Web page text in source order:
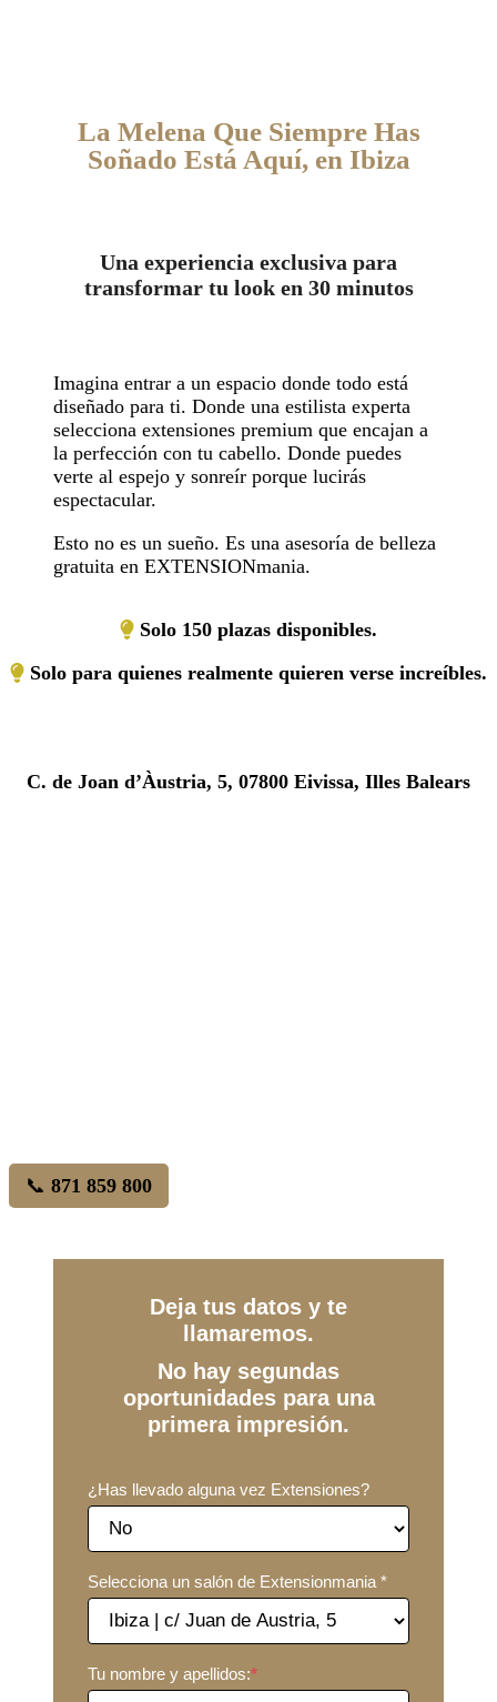
La Melena Que Siempre Has
Soñado Está Aquí,en Ibiza
Una experiencia exclusiva para
transformar tu look en 30 minutos
Imagina entrar a un espacio donde todo está
diseñado para ti. Donde una estilista experta
selecciona extensiones premium que encajan a
la perfección con tu cabello. Donde puedes
verte al espejo y sonreír porque lucirás
espectacular.
Esto no es un sueño. Es una asesoría de belleza
gratuita en EXTENSIONmania.
Solo 150 plazas disponibles.
Solo para quienes realmente quieren verse increíbles.
C. de Joan d’Àustria, 5, 07800 Eivissa, Illes Balears
📞 871 859 800
Deja tus datos y te
llamaremos.
No hay segundas
oportunidades para una
primera impresión.
¿Has llevado alguna vez Extensiones?
Selecciona un salón de Extensionmania *
Tu nombre y apellidos:*